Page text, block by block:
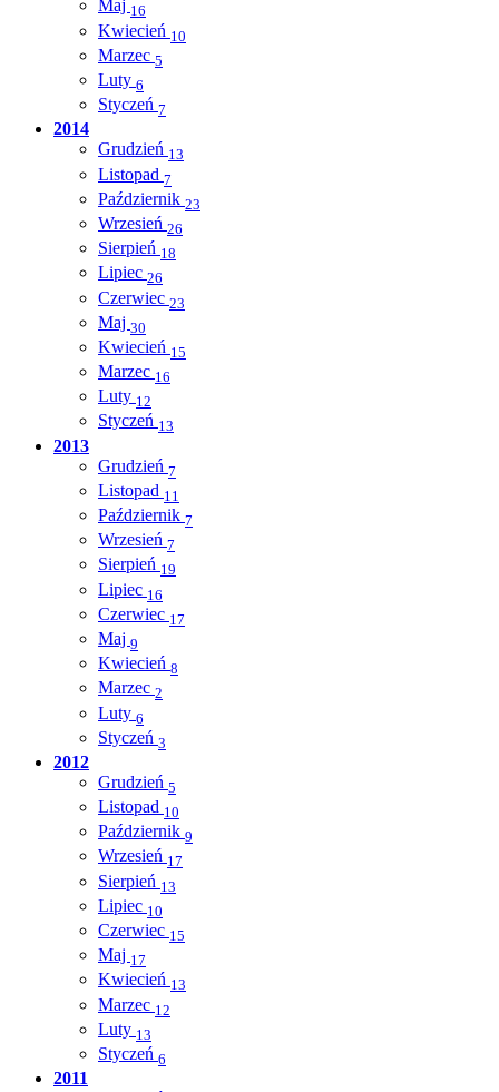
Maj 16
Kwiecień 10
Marzec 5
Luty 6
Styczeń 7
2014
Grudzień 13
Listopad 7
Październik 23
Wrzesień 26
Sierpień 18
Lipiec 26
Czerwiec 23
Maj 30
Kwiecień 15
Marzec 16
Luty 12
Styczeń 13
2013
Grudzień 7
Listopad 11
Październik 7
Wrzesień 7
Sierpień 19
Lipiec 16
Czerwiec 17
Maj 9
Kwiecień 8
Marzec 2
Luty 6
Styczeń 3
2012
Grudzień 5
Listopad 10
Październik 9
Wrzesień 17
Sierpień 13
Lipiec 10
Czerwiec 15
Maj 17
Kwiecień 13
Marzec 12
Luty 13
Styczeń 6
2011